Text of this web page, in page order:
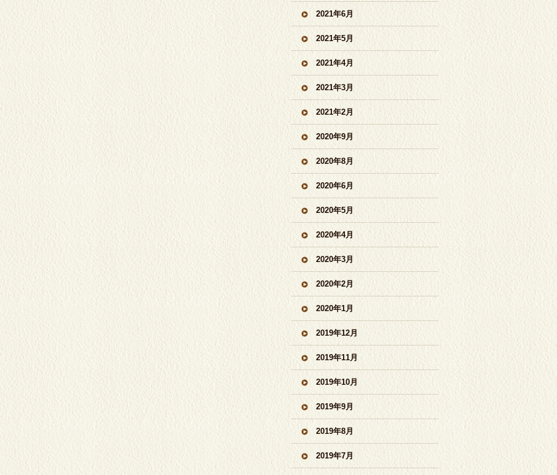
2021年6月
2021年5月
2021年4月
2021年3月
2021年2月
2020年9月
2020年8月
2020年6月
2020年5月
2020年4月
2020年3月
2020年2月
2020年1月
2019年12月
2019年11月
2019年10月
2019年9月
2019年8月
2019年7月